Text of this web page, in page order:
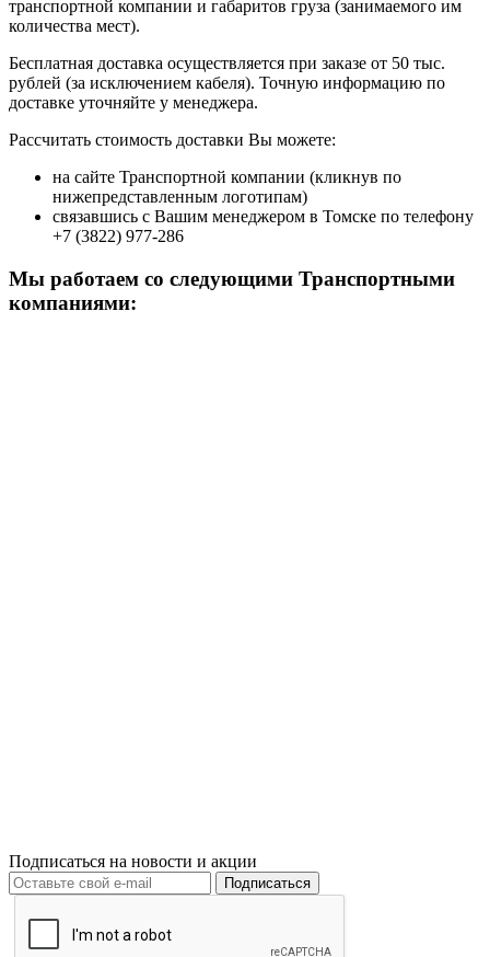
транспортной компании и габаритов груза (занимаемого им
количества мест).
Бесплатная доставка осуществляется при заказе от 50 тыс.
рублей (за исключением кабеля). Точную информацию по
доставке уточняйте у менеджера.
Рассчитать стоимость доставки Вы можете:
на сайте Транспортной компании (кликнув по
нижепредставленным логотипам)
связавшись с Вашим менеджером в Томске по телефону
+7 (3822) 977-286
Мы работаем со следующими Транспортными
компаниями:
Подписаться на новости и акции
Подписаться